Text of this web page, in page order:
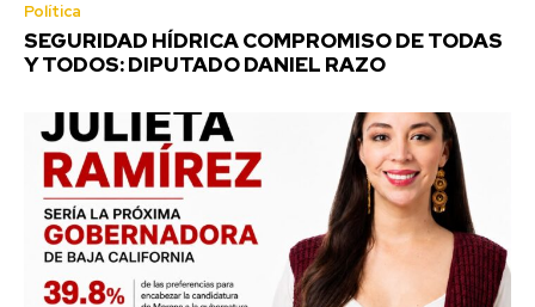
Política
SEGURIDAD HÍDRICA COMPROMISO DE TODAS
Y TODOS: DIPUTADO DANIEL RAZO